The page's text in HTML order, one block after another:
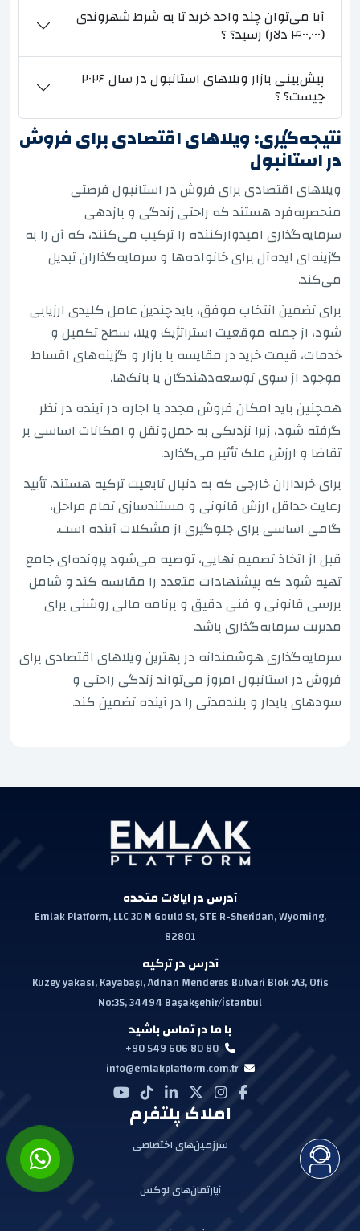
آیا می‌توان چند واحد خرید تا به شرط شهروندی
(۴۰۰,۰۰۰ دلار) رسید؟ ؟
پیش‌بینی بازار ویلاهای استانبول در سال ۲۰۲۶
چیست؟ ؟
نتیجه‌گیری: ویلاهای اقتصادی برای فروش
در استانبول
ویلاهای اقتصادی برای فروش در استانبول فرصتی
منحصربه‌فرد هستند که راحتی زندگی و بازدهی
سرمایه‌گذاری امیدوارکننده را ترکیب می‌کنند، که آن را به
گزینه‌ای ایده‌آل برای خانواده‌ها و سرمایه‌گذاران تبدیل
می‌کند.
برای تضمین انتخاب موفق، باید چندین عامل کلیدی ارزیابی
شود، از جمله موقعیت استراتژیک ویلا، سطح تکمیل و
خدمات، قیمت خرید در مقایسه با بازار و گزینه‌های اقساط
موجود از سوی توسعه‌دهندگان یا بانک‌ها.
همچنین باید امکان فروش مجدد یا اجاره در آینده در نظر
گرفته شود، زیرا نزدیکی به حمل‌ونقل و امکانات اساسی بر
تقاضا و ارزش ملک تأثیر می‌گذارد.
برای خریداران خارجی که به دنبال تابعیت ترکیه هستند، تأیید
رعایت حداقل ارزش قانونی و مستندسازی تمام مراحل،
گامی اساسی برای جلوگیری از مشکلات آینده است.
قبل از اتخاذ تصمیم نهایی، توصیه می‌شود پرونده‌ای جامع
تهیه شود که پیشنهادات متعدد را مقایسه کند و شامل
بررسی قانونی و فنی دقیق و برنامه مالی روشنی برای
مدیریت سرمایه‌گذاری باشد.
سرمایه‌گذاری هوشمندانه در بهترین ویلاهای اقتصادی برای
فروش در استانبول امروز می‌تواند زندگی راحتی و
سودهای پایدار و بلندمدتی را در آینده تضمین کند.
آدرس در ایالات متحده
Emlak Platform, LLC 30 N Gould St, STE R-Sheridan, Wyoming,
82801
آدرس در ترکیه
Kuzey yakası, Kayabaşı, Adnan Menderes Bulvari Blok :A3, Ofis
No:35, 34494 Başakşehir/İstanbul
با ما در تماس باشید
+90 549 606 80 80
info@emlakplatform.com.tr
املاک پلتفرم
سرزمین‌های اختصاصی
آپارتمان‌های لوکس